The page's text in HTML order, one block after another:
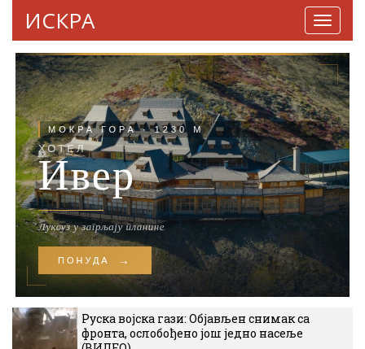
ИСКРА
Руска војска гази: Објављен снимак са
фронта, ослобођено још једно насеље